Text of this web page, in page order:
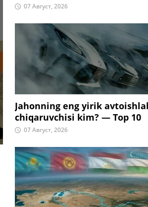
07 Август, 2026
Jahonning eng yirik
chiqaruvchisi kim? — Top 10
07 Август, 2026